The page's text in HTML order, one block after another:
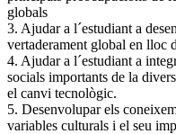
globals
3. Ajudar a l´estudiant a
vertaderament global en lloc
4. Ajudar a l´estudiant a
socials importants de la
el canvi tecnològic.
5. Desenvolupar els
variables culturals i el seu